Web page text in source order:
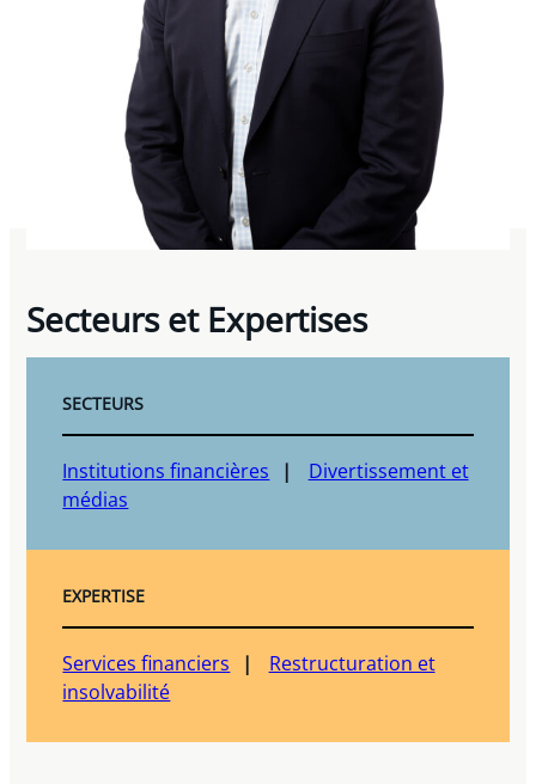
Secteurs et Expertises
SECTEURS
Institutions financières
Divertissement et
médias
EXPERTISE
Services financiers
Restructuration et
insolvabilité